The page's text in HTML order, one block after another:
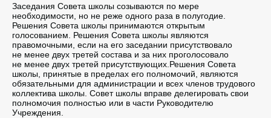
Заседания Совета школы созываются по мере
необходимости, но не реже одного раза в полугодие.
Решения Совета школы принимаются открытым
голосованием. Решения Совета школы являются
правомочными, если на его заседании присутствовало
не менее двух третей состава и за них проголосовало
не менее двух третей присутствующих.Решения Совета
школы, принятые в пределах его полномочий, являются
обязательными для администрации и всех членов трудового
коллектива школы. Совет школы вправе делегировать свои
полномочия полностью или в части Руководителю
Учреждения.